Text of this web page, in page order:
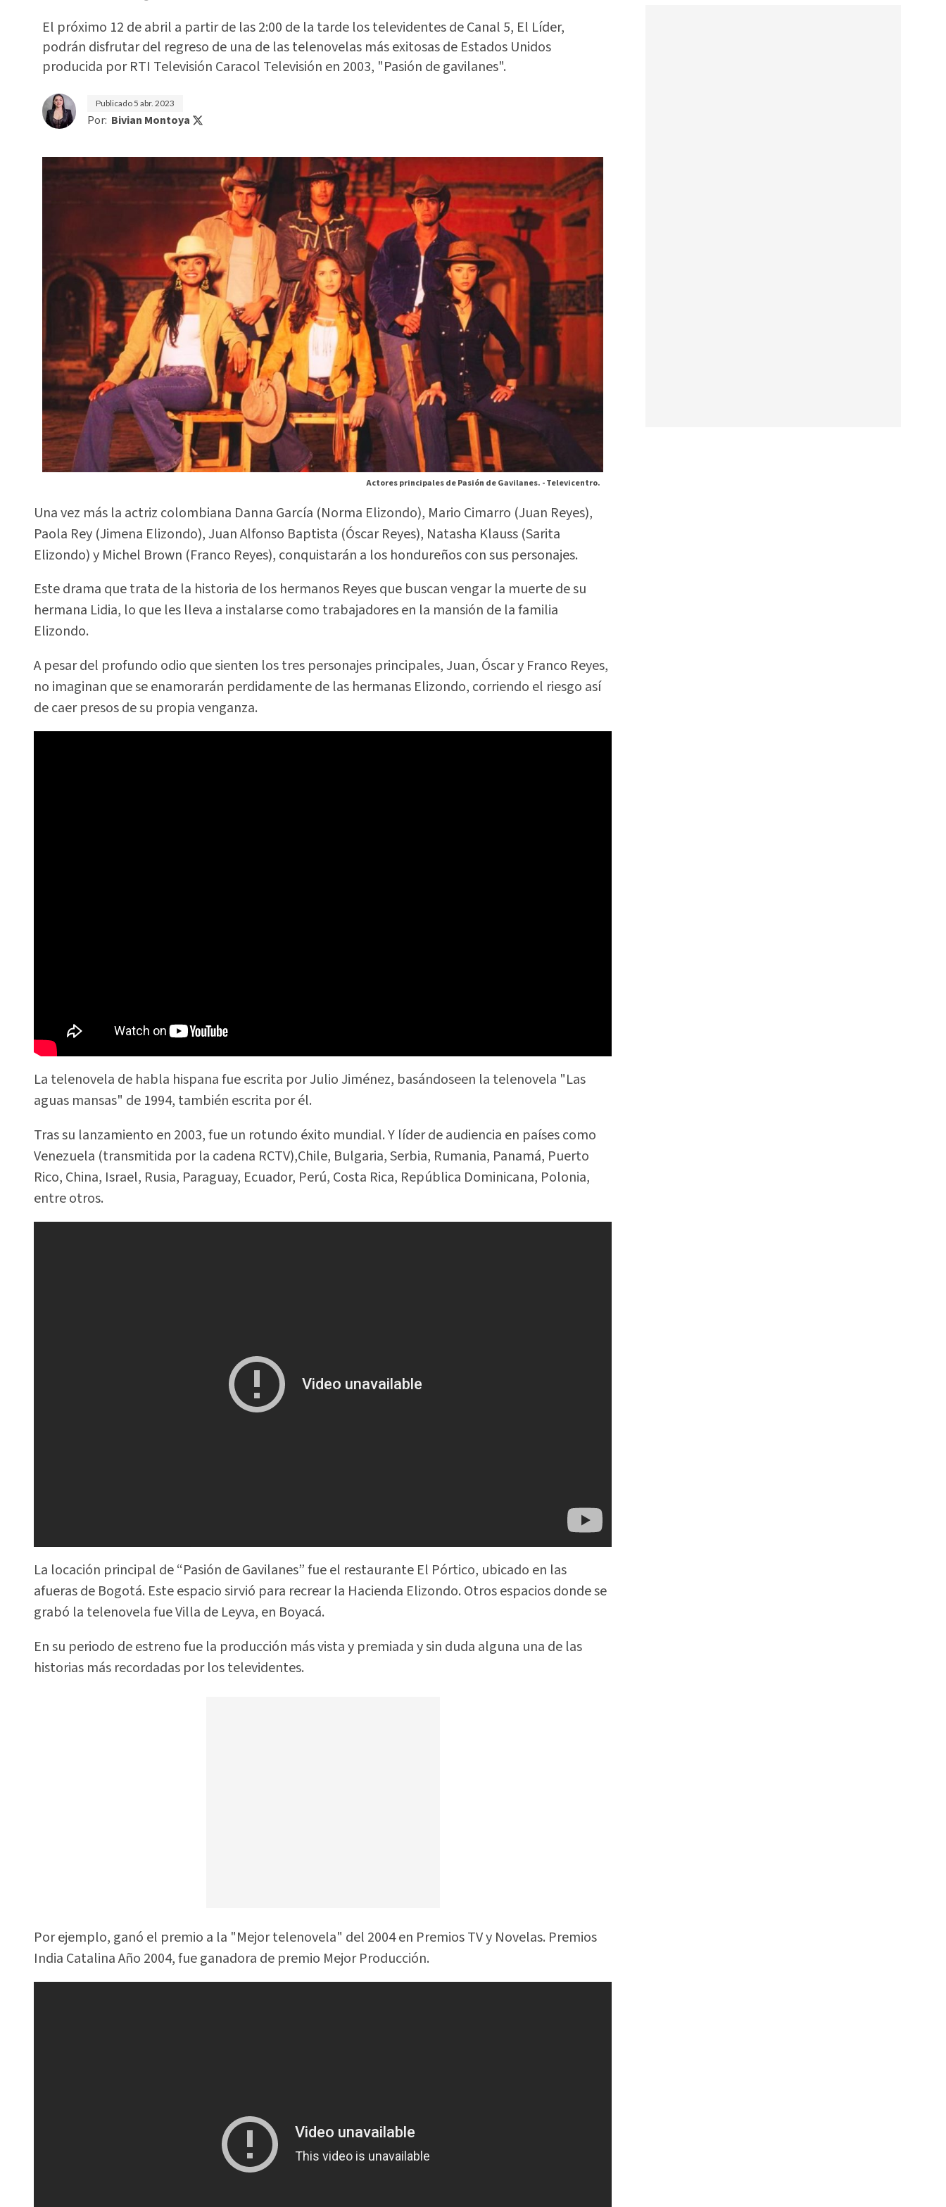
El próximo 12 de abril a partir de las 2:00 de la tarde los televidentes de Canal 5, El Líder,
podrán disfrutar del regreso de una de las telenovelas más exitosas de Estados Unidos
producida por RTI Televisión Caracol Televisión en 2003, "Pasión de gavilanes".
Publicado5 abr. 2023
Por: Bivian Montoya
Actores principales de Pasión de Gavilanes. -Televicentro.
Una vez más la actriz colombiana Danna García (Norma Elizondo), Mario Cimarro (Juan Reyes),
Paola Rey (Jimena Elizondo), Juan Alfonso Baptista (Óscar Reyes), Natasha Klauss (Sarita
Elizondo) y Michel Brown (Franco Reyes), conquistarán a los hondureños con sus personajes.
Este drama que trata de la historia de los hermanos Reyes que buscan vengar la muerte de su
hermana Lidia, lo que les lleva a instalarse como trabajadores en la mansión de la familia
Elizondo.
A pesar del profundo odio que sienten los tres personajes principales, Juan, Óscar y Franco Reyes,
no imaginan que se enamorarán perdidamente de las hermanas Elizondo, corriendo el riesgo así
de caer presos de su propia venganza.
La telenovela de habla hispana fue escrita por Julio Jiménez, basándoseen la telenovela "Las
aguas mansas" de 1994, también escrita por él.
Tras su lanzamiento en 2003, fue un rotundo éxito mundial. Y líder de audiencia en países como
Venezuela (transmitida por la cadena RCTV),Chile, Bulgaria, Serbia, Rumania, Panamá, Puerto
Rico, China, Israel, Rusia, Paraguay, Ecuador, Perú, Costa Rica, República Dominicana, Polonia,
entre otros.
La locación principal de “Pasión de Gavilanes” fue el restaurante El Pórtico, ubicado en las
afueras de Bogotá. Este espacio sirvió para recrear la Hacienda Elizondo. Otros espacios donde se
grabó la telenovela fue Villa de Leyva, en Boyacá.
En su periodo de estreno fue la producción más vista y premiada y sin duda alguna una de las
historias más recordadas por los televidentes.
Por ejemplo, ganó el premio a la "Mejor telenovela" del 2004 en Premios TV y Novelas. Premios
India Catalina Año 2004, fue ganadora de premio Mejor Producción.